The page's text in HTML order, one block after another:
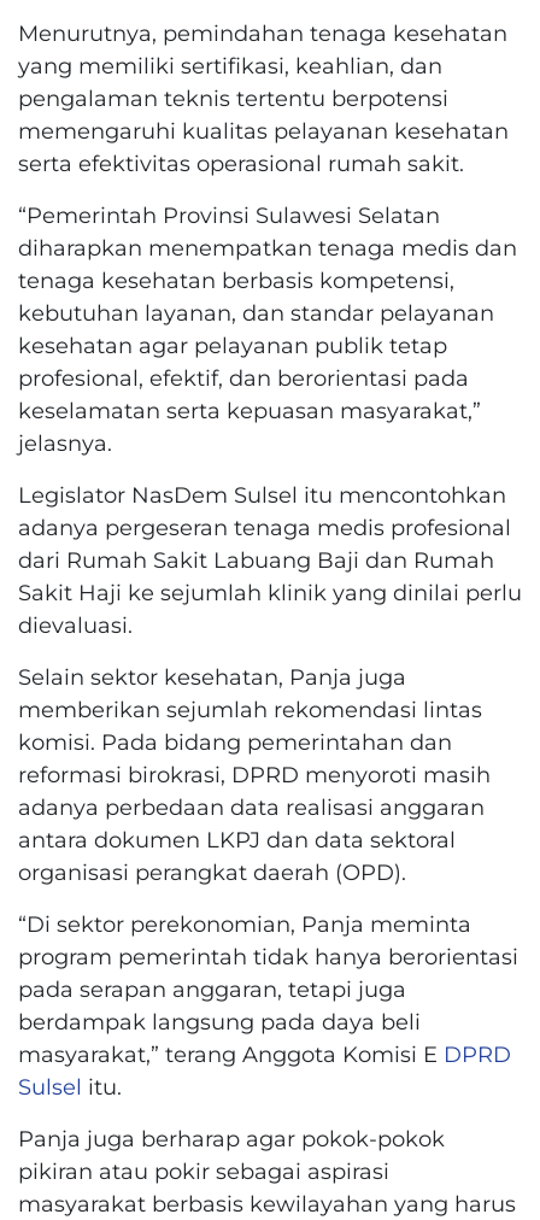
Menurutnya, pemindahan tenaga kesehatan
yang memiliki sertifikasi, keahlian, dan
pengalaman teknis tertentu berpotensi
memengaruhi kualitas pelayanan kesehatan
serta efektivitas operasional rumah sakit.
“Pemerintah Provinsi Sulawesi Selatan
diharapkan menempatkan tenaga medis dan
tenaga kesehatan berbasis kompetensi,
kebutuhan layanan, dan standar pelayanan
kesehatan agar pelayanan publik tetap
profesional, efektif, dan berorientasi pada
keselamatan serta kepuasan masyarakat,”
jelasnya.
Legislator NasDem Sulsel itu mencontohkan
adanya pergeseran tenaga medis profesional
dari Rumah Sakit Labuang Baji dan Rumah
Sakit Haji ke sejumlah klinik yang dinilai perlu
dievaluasi.
Selain sektor kesehatan, Panja juga
memberikan sejumlah rekomendasi lintas
komisi. Pada bidang pemerintahan dan
reformasi birokrasi, DPRD menyoroti masih
adanya perbedaan data realisasi anggaran
antara dokumen LKPJ dan data sektoral
organisasi perangkat daerah (OPD).
“Di sektor perekonomian, Panja meminta
program pemerintah tidak hanya berorientasi
pada serapan anggaran, tetapi juga
berdampak langsung pada daya beli
masyarakat,” terang Anggota Komisi E DPRD
Sulsel itu.
Panja juga berharap agar pokok-pokok
pikiran atau pokir sebagai aspirasi
masyarakat berbasis kewilayahan yang harus